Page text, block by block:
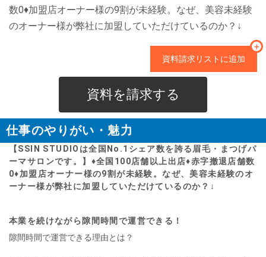
数0♦加盟店オーナー様の9割が未経験。なぜ、美容未経験
のオーナー様が弊社に加盟していただけているのか？↓
資料請求リストに追加
＋
資料を請求する
仕事のやりがい・魅力
【SSIN STUDIOは全国No.1シェア数を誇る眉毛・まつげパ
ーマサロンです。】♦全国100店舗以上出店♦赤字撤退店舗数
0♦加盟店オーナー様の9割が未経験。なぜ、美容未経験のオ
ーナー様が弊社に加盟していただけているのか？↓
本業を続けながら隙間時間で運営できる！
隙間時間で運営できる理由とは？